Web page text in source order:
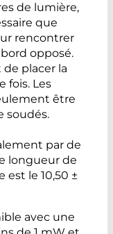
de lumière,
que
rencontrer
opposé.
placer la
fois. Les
être
soudés.
par de
longueur de
est le 10,50 ±
avec une